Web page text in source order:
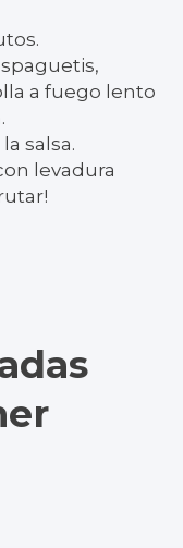
a fuego lento
salsa.
levadura